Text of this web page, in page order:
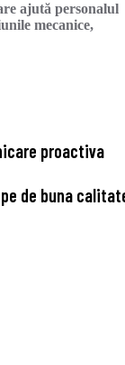
ajută personalul
mecanice,
proactiva
de buna